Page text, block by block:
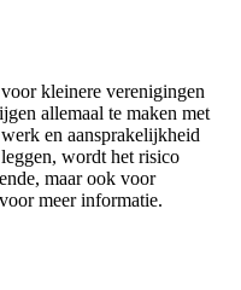
kleinere verenigingen
allemaal te maken met
en aansprakelijkheid
wordt het risico
maar ook voor
voor meer informatie.